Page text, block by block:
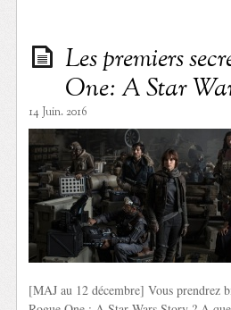
Les premiers
One: A Star
14 Juin. 2016
[MAJ au 12 décembre] Vous prendrez